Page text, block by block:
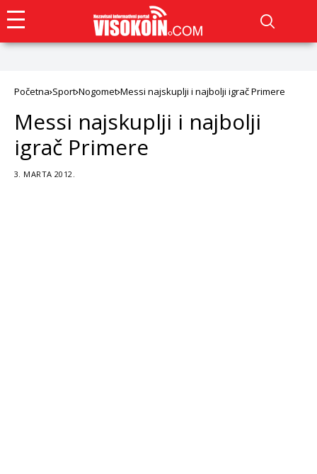
Početna Sport Nogomet Messi najskuplji i najbolji igrač Primere
Messi najskuplji i najbolji
igrač Primere
3. MARTA 2012.